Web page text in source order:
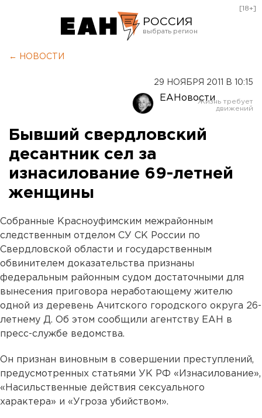
РОССИЯ
Оренбург
[18+]
← НОВОСТИ
29 НОЯБРЯ 2011 В 10:15
ЕАНовости
Бывший свердловский
десантник сел за
изнасилование 69-летней
женщины
Собранные Красноуфимским межрайонным
следственным отделом СУ СК России по
Свердловской области и государственным
обвинителем доказательства признаны
федеральным районным судом достаточными для
вынесения приговора неработающему жителю
одной из деревень Ачитского городского округа 26-
летнему Д. Об этом сообщили агентству ЕАН в
пресс-службе ведомства.
Он признан виновным в совершении преступлений,
предусмотренных статьями УК РФ «Изнасилование»,
«Насильственные действия сексуального
характера» и «Угроза убийством».